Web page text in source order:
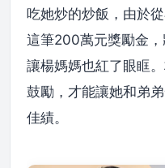
吃她炒的炒飯，由於
這筆200萬元獎勵金
讓楊媽媽也紅了眼眶
鼓勵，才能讓她和弟
佳績。